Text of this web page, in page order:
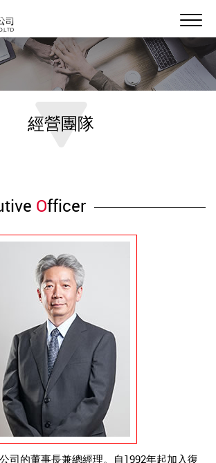
經營團隊
Officer
司的董事長兼總經理。自1992年起加入復